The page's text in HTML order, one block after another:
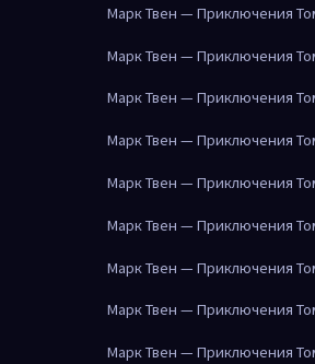
Марк Твен — Приключения
Марк Твен — Приключения
Марк Твен — Приключения
Марк Твен — Приключения
Марк Твен — Приключения
Марк Твен — Приключения
Марк Твен — Приключения
Марк Твен — Приключения
Марк Твен — Приключения